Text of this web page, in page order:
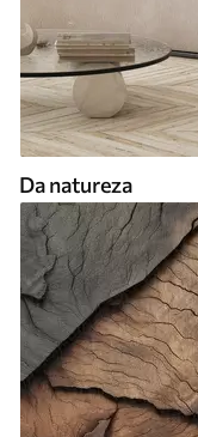
Da natureza